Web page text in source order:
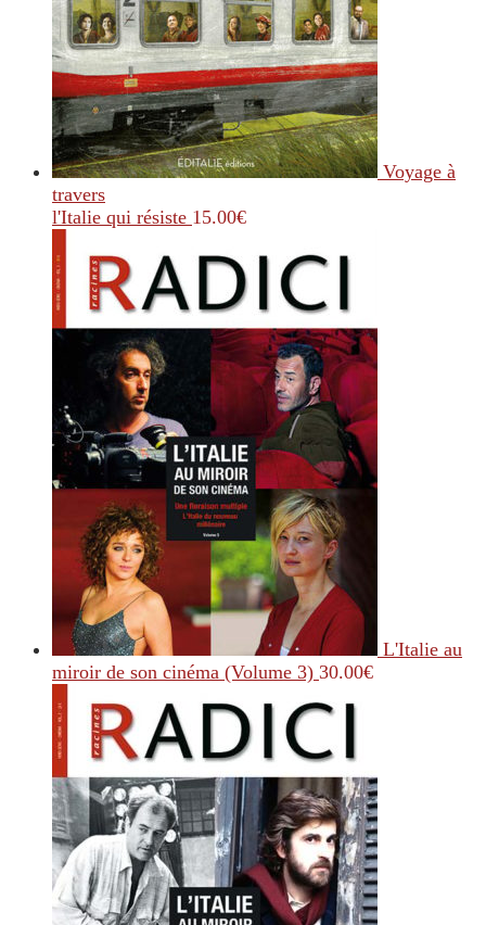
Voyage à
travers
l'Italie qui résiste 15.00€
L'Italie au
miroir de son cinéma (Volume 3) 30.00€